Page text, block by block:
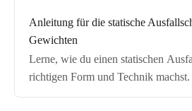
Anleitung für die statische
Gewichten
Lerne, wie du einen statischen
richtigen Form und Technik machst.